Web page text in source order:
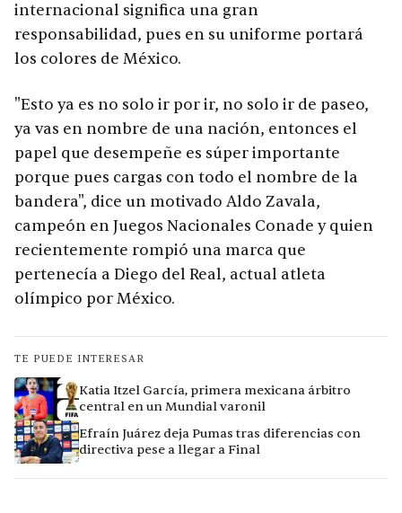
internacional significa una gran
responsabilidad, pues en su uniforme portará
los colores de México.
"Esto ya es no solo ir por ir, no solo ir de paseo,
ya vas en nombre de una nación, entonces el
papel que desempeñe es súper importante
porque pues cargas con todo el nombre de la
bandera", dice un motivado Aldo Zavala,
campeón en Juegos Nacionales Conade y quien
recientemente rompió una marca que
pertenecía a Diego del Real, actual atleta
olímpico por México.
TE PUEDE INTERESAR
Katia Itzel García, primera mexicana árbitro
central en un Mundial varonil
Efraín Juárez deja Pumas tras diferencias con
directiva pese a llegar a Final